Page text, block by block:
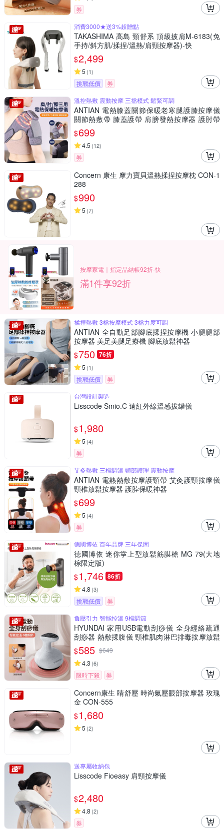
券
消費3000★送3%超贈點
TAKASHIMA 高島 頸舒系 頂級披肩M-6183(免
手持/斜方肌/揉捏/溫熱/肩頸按摩器)-快
$2,499
5 (1)
挑戰低價
券
溫控熱敷 震動按摩 三擋模式 鬆緊可調
ANTIAN 電熱膝蓋關節保暖老寒腿護膝按摩儀
關節熱敷帶 膝蓋護帶 肩膀發熱按摩器 護肘帶
（交換禮物）
$699
4.5 (12)
券
Concern 康生 摩力寶貝溫熱揉捏按摩枕 CON-1
288
$990
5 (7)
按摩家電｜指定品結帳92折-快
滿1件享92折
揉捏熱敷 3檔按摩模式 3檔力度可調
ANTIAN 全自動足部腳底揉捏按摩機 小腿腿部
按摩器 美足美腿足療機 腳底放鬆神器
$750 76折
5 (1)
挑戰低價
券
台灣設計製造
Lisscode Smio.C 遠紅外線溫感拔罐儀
$1,980
5 (4)
券
艾灸熱敷 三檔調溫 頸部護理 震動按摩
ANTIAN 電熱熱敷按摩護頸帶 艾灸護頸按摩儀
頸椎放鬆按摩器 護脖保暖神器
$699
5 (4)
券
德國博依 百年品牌 三年保固
德國博依 迷你掌上型放鬆筋膜槍 MG 79(大地
棕限定版)
$1,746 86折
4.8 (3)
挑戰低價
券
負壓引力 智能控溫 9檔調節
HYUNDAI 家用USB電動刮痧儀 全身經絡疏通
刮痧器 熱敷揉腹儀 頸椎肌肉淋巴排毒按摩放鬆
儀（非醫療器材）
$585 $649
4.3 (6)
限時下殺 券
Concern康生 睛舒壓 時尚氣壓眼部按摩器 玫瑰
金 CON-555
$1,680
5 (2)
送專屬收納包
Lisscode Fioeasy 肩頸按摩儀
$2,480
4.8 (2)
券